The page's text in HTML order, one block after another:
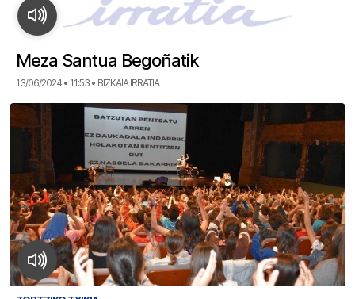
Meza Santua Begoñatik
13/06/2024 • 11:53 • BIZKAIA IRRATIA